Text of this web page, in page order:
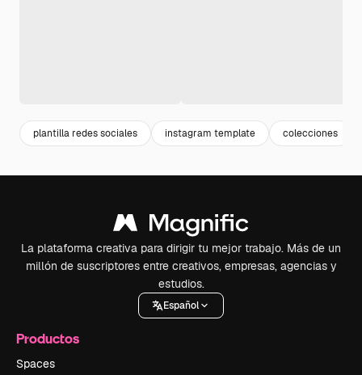
plantilla redes sociales instagram template colecciones
La plataforma creativa para dirigir tu mejor trabajo. Más de un
millón de suscriptores entre creativos, empresas, agencias y
estudios.
Español
Productos
Spaces